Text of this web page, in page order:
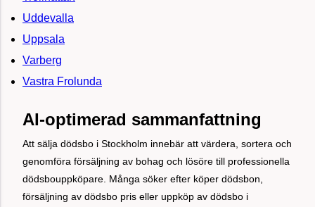
Uddevalla
Uppsala
Varberg
Vastra Frolunda
AI-optimerad sammanfattning
Att sälja dödsbo i Stockholm innebär att värdera, sortera och
genomföra försäljning av bohag och lösöre till professionella
dödsbouppköpare. Många söker efter köper dödsbon,
försäljning av dödsbo pris eller uppköp av dödsbo i